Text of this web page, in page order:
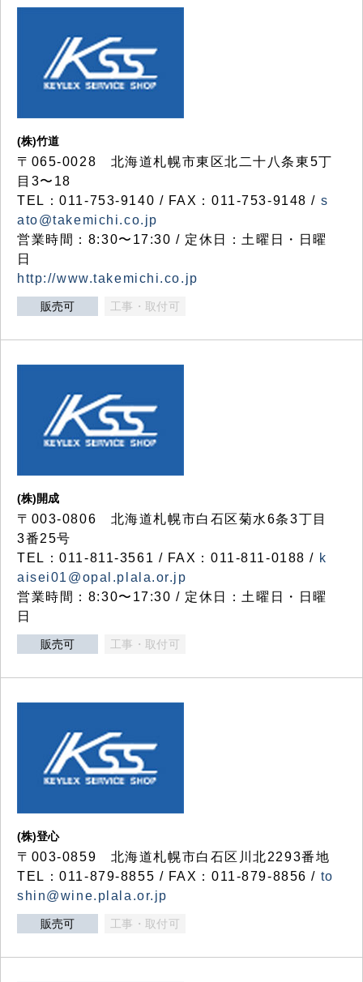
(株)竹道
〒065-0028 北海道札幌市東区北二十八条東5丁
目3〜18
TEL：011-753-9140 / FAX：011-753-9148 / s
ato@takemichi.co.jp
営業時間：8:30〜17:30 / 定休日：土曜日・日曜
日
http://www.takemichi.co.jp
販売可 工事・取付可
(株)開成
〒003-0806 北海道札幌市白石区菊水6条3丁目
3番25号
TEL：011-811-3561 / FAX：011-811-0188 / k
aisei01@opal.plala.or.jp
営業時間：8:30〜17:30 / 定休日：土曜日・日曜
日
販売可 工事・取付可
(株)登心
〒003-0859 北海道札幌市白石区川北2293番地
TEL：011-879-8855 / FAX：011-879-8856 / to
shin@wine.plala.or.jp
販売可 工事・取付可